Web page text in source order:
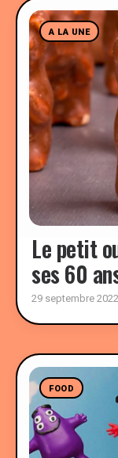
A LA UNE
Le petit
ses 60
29 septembre 2022
FOOD